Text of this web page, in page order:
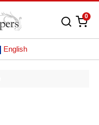
0
English